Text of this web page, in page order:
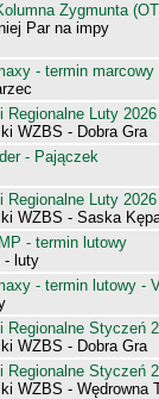
Zygmunta
Par na impy
- termin marcowy
Regionalne Luty 2026
WZBS - Dobra Gra
- Pajączek
Regionalne Luty 2026
WZBS - Saska
- termin lutowy
- luty
- termin lutowy -
Regionalne Styczeń
WZBS - Dobra Gra
Regionalne Styczeń
WZBS - Wędrowna